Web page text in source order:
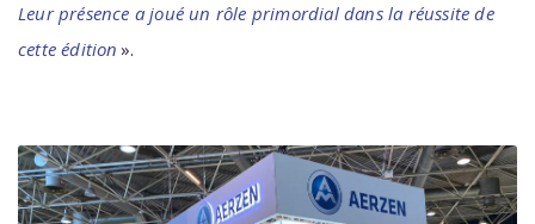
Leur présence a joué un rôle primordial dans la réussite de
cette édition ».